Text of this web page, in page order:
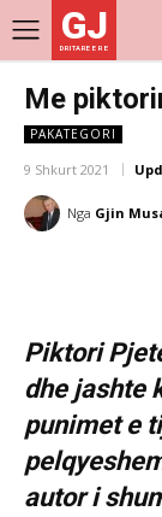
GJ
DRITARE E RE
Me
PAKATEGORI
9 Shkurt 2021
Nga Gjin
Piktori
dhe jashte
punimet e
autor i